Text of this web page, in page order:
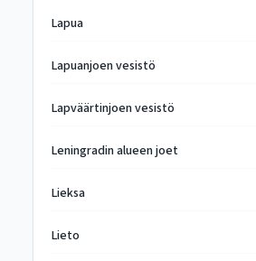
Lapua
Lapuanjoen vesistö
Lapväärtinjoen vesistö
Leningradin alueen joet
Lieksa
Lieto